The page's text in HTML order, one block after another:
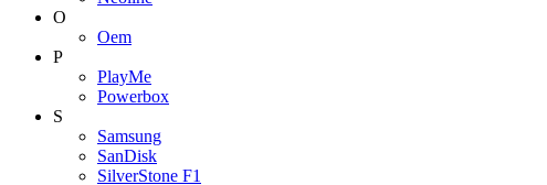
O
Oem
P
PlayMe
Powerbox
S
Samsung
SanDisk
SilverStone F1